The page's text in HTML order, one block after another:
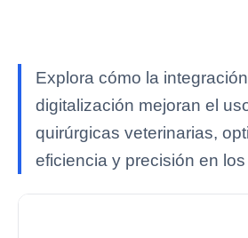
Explora cómo la
digitalización mejoran el
quirúrgicas veterinarias,
eficiencia y precisión en los